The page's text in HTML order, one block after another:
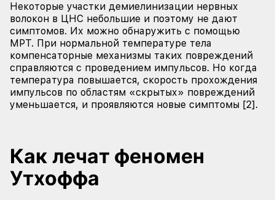
Некоторые участки демиелинизации нервных
волокон в ЦНС небольшие и поэтому не дают
симптомов. Их можно обнаружить с помощью
МРТ. При нормальной температуре тела
компенсаторные механизмы таких повреждений
справляются с проведением импульсов. Но когда
температура повышается, скорость прохождения
импульсов по областям «скрытых» повреждений
уменьшается, и проявляются новые симптомы [2].
Как лечат феномен
Утхоффа